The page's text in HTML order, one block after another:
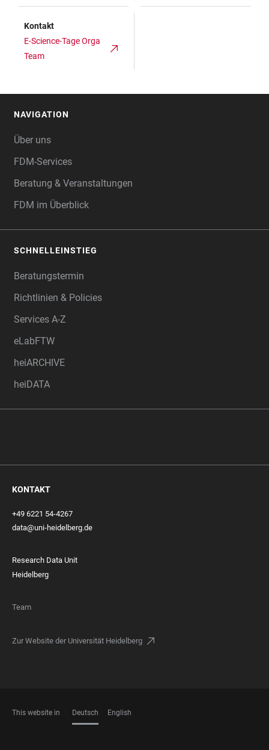
Kontakt
E-Science-Tage Orga
Team
NAVIGATION
Über uns
FDM-Services
Beratung & Veranstaltungen
FDM im Überblick
SCHNELLEINSTIEG
Beratungstermin
Richtlinien & Policies
Services A-Z
eLabFTW
heiARCHIVE
heiDATA
KONTAKT
+49 6221 54-4267
data@uni-heidelberg.de
Research Data Unit
Heidelberg
Team
Zur Website der Universität Heidelberg
This website in Deutsch English